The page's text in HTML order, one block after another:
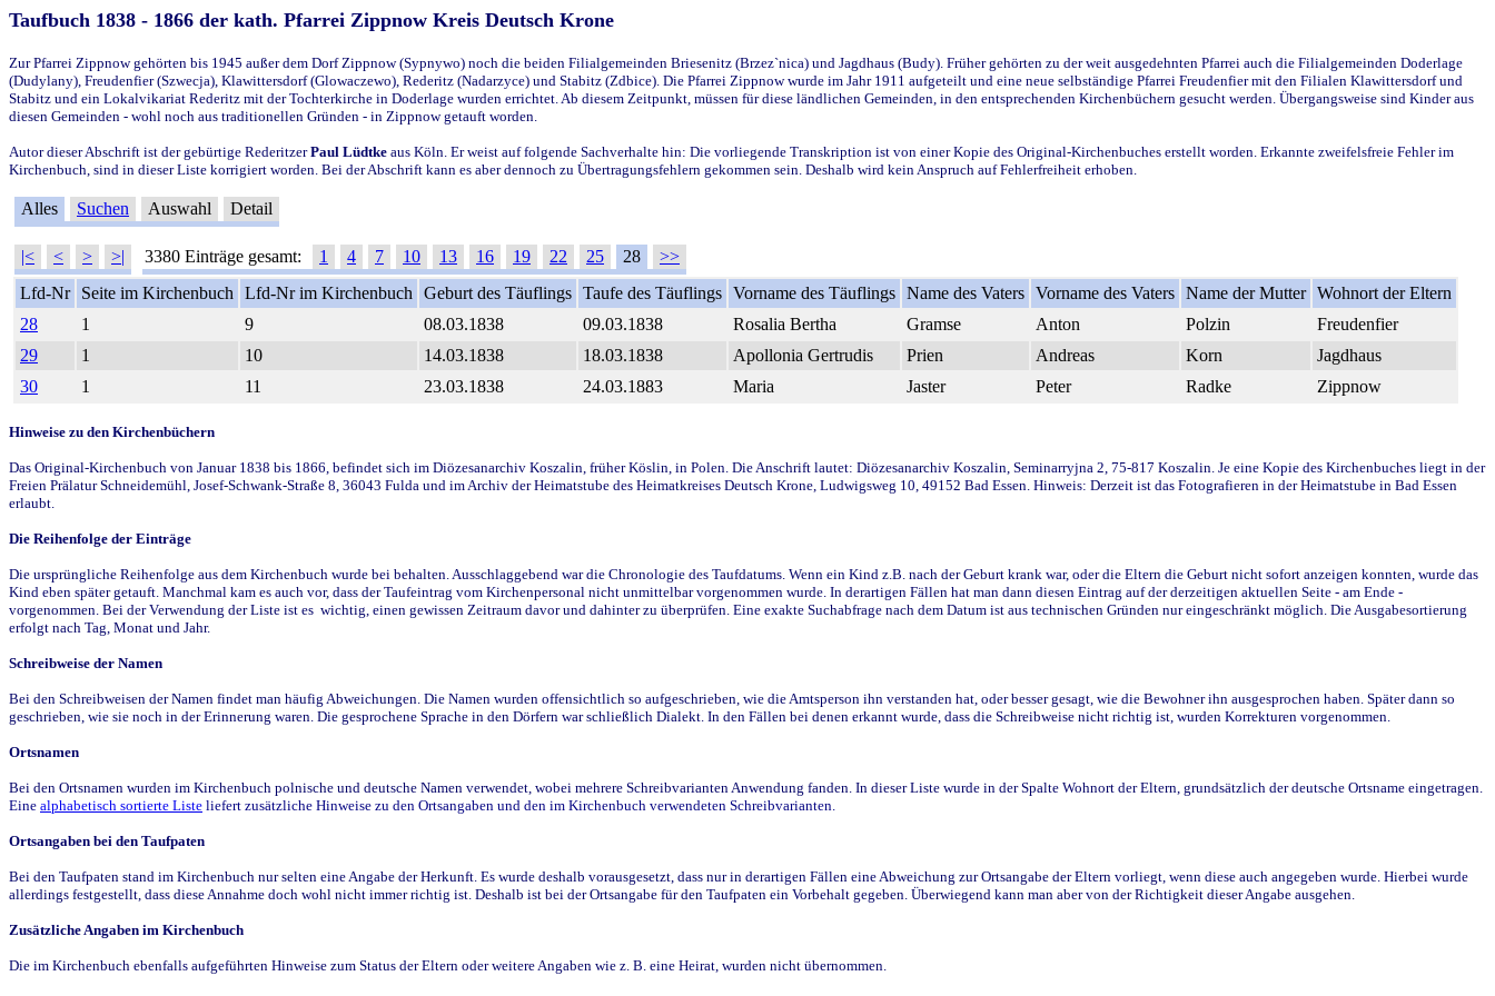
Taufbuch 1838 - 1866 der kath. Pfarrei Zippnow Kreis Deutsch Krone
Zur Pfarrei Zippnow gehörten bis 1945 außer dem Dorf Zippnow (Sypnywo) noch die beiden Filialgemeinden Briesenitz (Brzez`nica) und Jagdhaus (Budy). Früher gehörten zu der weit ausgedehnten Pfarrei auch die Filialgemeinden Doderlage
(Dudylany), Freudenfier (Szwecja), Klawittersdorf (Glowaczewo), Rederitz (Nadarzyce) und Stabitz (Zdbice). Die Pfarrei Zippnow wurde im Jahr 1911 aufgeteilt und eine neue selbständige Pfarrei Freudenfier mit den Filialen Klawittersdorf und
Stabitz und ein Lokalvikariat Rederitz mit der Tochterkirche in Doderlage wurden errichtet. Ab diesem Zeitpunkt, müssen für diese ländlichen Gemeinden, in den entsprechenden Kirchenbüchern gesucht werden. Übergangsweise sind Kinder aus
diesen Gemeinden - wohl noch aus traditionellen Gründen - in Zippnow getauft worden.
Autor dieser Abschrift ist der gebürtige RederitzerPaul Lüdtke aus Köln. Er weist auf folgende Sachverhalte hin: Die vorliegende Transkription ist von einer Kopie des Original-Kirchenbuches erstellt worden. Erkannte zweifelsfreie Fehler im
Kirchenbuch, sind in dieser Liste korrigiert worden. Bei der Abschrift kann es aber dennoch zu Übertragungsfehlern gekommen sein. Deshalb wird kein Anspruch auf Fehlerfreiheit erhoben.
Alles Suchen Auswahl Detail
|< < > >| 3380 Einträge gesamt: 1 4 7 10 13 16 19 22 25 28
>>
Lfd-Nr
Seite im Kirchenbuch Lfd-Nr im Kirchenbuch Geburt des Täuflings Taufe des Täuflings Vorname des Täuflings Name des Vaters Vorname des Vaters Name der Mutter Wohnort der Eltern
28
1 9 08.03.1838 09.03.1838 Rosalia Bertha Gramse Anton Polzin
Freudenfier
29
1 10 14.03.1838 18.03.1838 Apollonia Gertrudis Prien Andreas Korn
Jagdhaus
30
1 11 23.03.1838 24.03.1883 Maria Jaster Peter Radke Zippnow
Hinweise zu den Kirchenbüchern
Das Original-Kirchenbuch von Januar 1838 bis 1866, befindet sich im Diözesanarchiv Koszalin, früher Köslin, in Polen. Die Anschrift lautet: Diözesanarchiv Koszalin, Seminarryjna 2, 75-817 Koszalin. Je eine Kopie des Kirchenbuches liegt in der
Freien Prälatur Schneidemühl, Josef-Schwank-Straße 8, 36043 Fulda und im Archiv der Heimatstube des Heimatkreises Deutsch Krone, Ludwigsweg 10, 49152 Bad Essen. Hinweis: Derzeit ist das Fotografieren in der Heimatstube in Bad Essen
erlaubt.
Die Reihenfolge der Einträge
Die ursprüngliche Reihenfolge aus dem Kirchenbuch wurde bei behalten. Ausschlaggebend war die Chronologie des Taufdatums. Wenn ein Kind z.B. nach der Geburt krank war, oder die Eltern die Geburt nicht sofort anzeigen konnten, wurde das
Kind eben später getauft. Manchmal kam es auch vor, dass der Taufeintrag vom Kirchenpersonal nicht unmittelbar vorgenommen wurde. In derartigen Fällen hat man dann diesen Eintrag auf der derzeitigen aktuellen Seite - am Ende -
vorgenommen. Bei der Verwendung der Liste ist es wichtig, einen gewissen Zeitraum davor und dahinter zu überprüfen. Eine exakte Suchabfrage nach dem Datum ist aus technischen Gründen nur eingeschränkt möglich. Die Ausgabesortierung
erfolgt nach Tag, Monat und Jahr.
Schreibweise der Namen
Bei den Schreibweisen der Namen findet man häufig Abweichungen. Die Namen wurden offensichtlich so aufgeschrieben, wie die Amtsperson ihn verstanden hat, oder besser gesagt, wie die Bewohner ihn ausgesprochen haben. Später dann so
geschrieben, wie sie noch in der Erinnerung waren. Die gesprochene Sprache in den Dörfern war schließlich Dialekt. In den Fällen bei denen erkannt wurde, dass die Schreibweise nicht richtig ist, wurden Korrekturen vorgenommen.
Ortsnamen
Bei den Ortsnamen wurden im Kirchenbuch polnische und deutsche Namen verwendet, wobei mehrere Schreibvarianten Anwendung fanden. In dieser Liste wurde in der Spalte Wohnort der Eltern, grundsätzlich der deutsche Ortsname eingetragen.
Eine alphabetisch sortierte Liste liefert zusätzliche Hinweise zu den Ortsangaben und den im Kirchenbuch verwendeten Schreibvarianten.
Ortsangaben bei den Taufpaten
Bei den Taufpaten stand im Kirchenbuch nur selten eine Angabe der Herkunft. Es wurde deshalb vorausgesetzt, dass nur in derartigen Fällen eine Abweichung zur Ortsangabe der Eltern vorliegt, wenn diese auch angegeben wurde. Hierbei wurde
allerdings festgestellt, dass diese Annahme doch wohl nicht immer richtig ist. Deshalb ist bei der Ortsangabe für den Taufpaten ein Vorbehalt gegeben. Überwiegend kann man aber von der Richtigkeit dieser Angabe ausgehen.
Zusätzliche Angaben im Kirchenbuch
Die im Kirchenbuch ebenfalls aufgeführten Hinweise zum Status der Eltern oder weitere Angaben wie z. B. eine Heirat, wurden nicht übernommen.